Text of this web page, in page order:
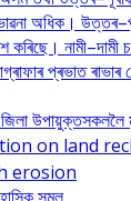
অধিক।
কৰিছে। নামী–দামী
প্ৰভাত ৰাভাৰ
উপায়ুক্তসকললৈ
on land
erosion
সমল